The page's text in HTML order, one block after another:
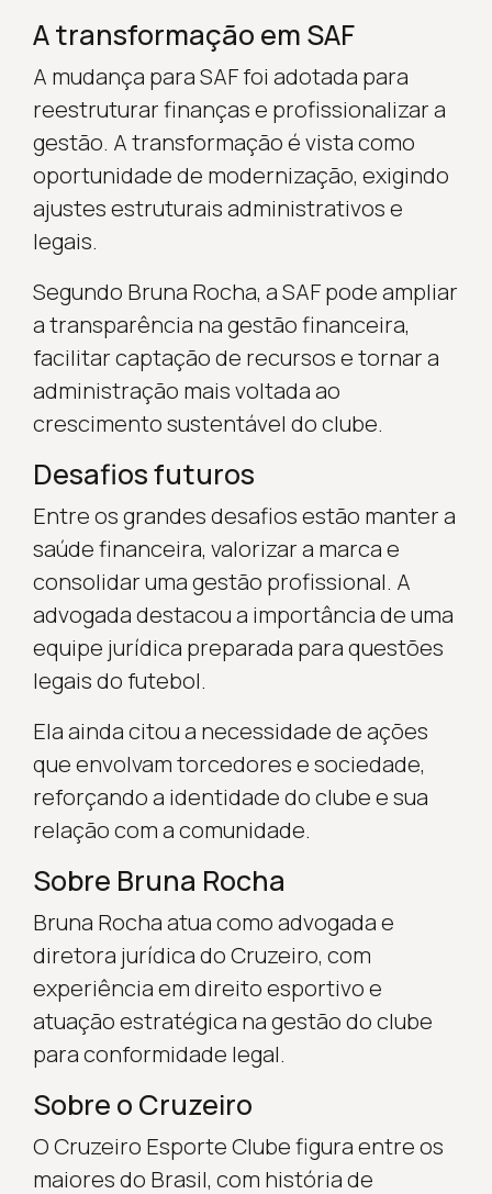
A transformação em SAF
A mudança para SAF foi adotada para
reestruturar finanças e profissionalizar a
gestão. A transformação é vista como
oportunidade de modernização, exigindo
ajustes estruturais administrativos e
legais.
Segundo Bruna Rocha, a SAF pode ampliar
a transparência na gestão financeira,
facilitar captação de recursos e tornar a
administração mais voltada ao
crescimento sustentável do clube.
Desafios futuros
Entre os grandes desafios estão manter a
saúde financeira, valorizar a marca e
consolidar uma gestão profissional. A
advogada destacou a importância de uma
equipe jurídica preparada para questões
legais do futebol.
Ela ainda citou a necessidade de ações
que envolvam torcedores e sociedade,
reforçando a identidade do clube e sua
relação com a comunidade.
Sobre Bruna Rocha
Bruna Rocha atua como advogada e
diretora jurídica do Cruzeiro, com
experiência em direito esportivo e
atuação estratégica na gestão do clube
para conformidade legal.
Sobre o Cruzeiro
O Cruzeiro Esporte Clube figura entre os
maiores do Brasil, com história de